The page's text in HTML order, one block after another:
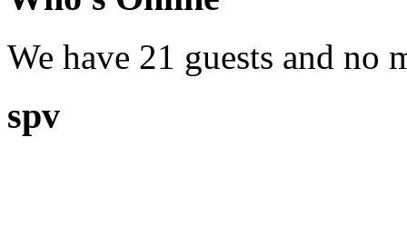
We have 21 guests and no
spv